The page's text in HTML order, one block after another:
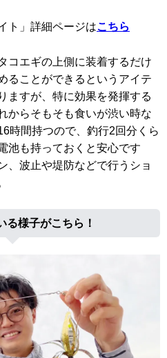
ト」詳細ページはこちら
コエギの上側に装着するだけ
ることができるというアイテ
ますが、特に効果を発揮する
からそもそも食いが渋い時な
時間持つので、釣行2回分くら
池も持っておくと安心です
、波止や堤防などで行うショ
る様子がこちら！